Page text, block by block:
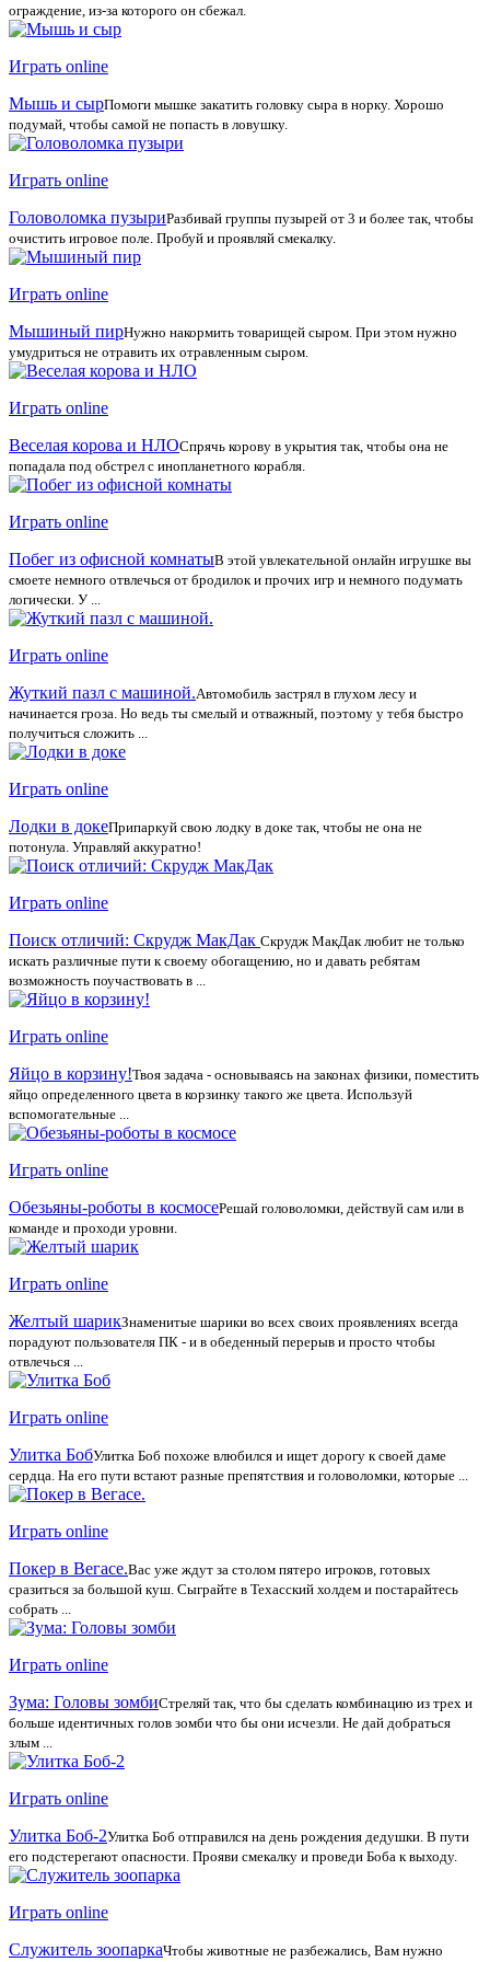
ограждение, из-за которого он сбежал.
Играть online
Мышь и сырПомоги мышке закатить головку сыра в норку. Хорошо
подумай, чтобы самой не попасть в ловушку.
Играть online
Головоломка пузыриРазбивай группы пузырей от 3 и более так, чтобы
очистить игровое поле. Пробуй и проявляй смекалку.
Играть online
Мышиный пирНужно накормить товарищей сыром. При этом нужно
умудриться не отравить их отравленным сыром.
Играть online
Веселая корова и НЛОСпрячь корову в укрытия так, чтобы она не
попадала под обстрел с инопланетного корабля.
Играть online
Побег из офисной комнатыВ этой увлекательной онлайн игрушке вы
смоете немного отвлечься от бродилок и прочих игр и немного подумать
логически. У ...
Играть online
Жуткий пазл с машиной.Автомобиль застрял в глухом лесу и
начинается гроза. Но ведь ты смелый и отважный, поэтому у тебя быстро
получиться сложить ...
Играть online
Лодки в докеПрипаркуй свою лодку в доке так, чтобы не она не
потонула. Управляй аккуратно!
Играть online
Поиск отличий: Скрудж МакДак Скрудж МакДак любит не только
искать различные пути к своему обогащению, но и давать ребятам
возможность поучаствовать в ...
Играть online
Яйцо в корзину!Твоя задача - основываясь на законах физики, поместить
яйцо определенного цвета в корзинку такого же цвета. Используй
вспомогательные ...
Играть online
Обезьяны-роботы в космосеРешай головоломки, действуй сам или в
команде и проходи уровни.
Играть online
Желтый шарикЗнаменитые шарики во всех своих проявлениях всегда
порадуют пользователя ПК - и в обеденный перерыв и просто чтобы
отвлечься ...
Играть online
Улитка БобУлитка Боб похоже влюбился и ищет дорогу к своей даме
сердца. На его пути встают разные препятствия и головоломки, которые ...
Играть online
Покер в Вегасе.Вас уже ждут за столом пятеро игроков, готовых
сразиться за большой куш. Сыграйте в Техасский холдем и постарайтесь
собрать ...
Играть online
Зума: Головы зомбиСтреляй так, что бы сделать комбинацию из трех и
больше идентичных голов зомби что бы они исчезли. Не дай добраться
злым ...
Играть online
Улитка Боб-2Улитка Боб отправился на день рождения дедушки. В пути
его подстерегают опасности. Прояви смекалку и проведи Боба к выходу.
Играть online
Служитель зоопаркаЧтобы животные не разбежались, Вам нужно